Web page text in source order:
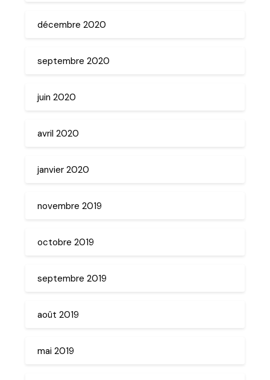
décembre 2020
septembre 2020
juin 2020
avril 2020
janvier 2020
novembre 2019
octobre 2019
septembre 2019
août 2019
mai 2019